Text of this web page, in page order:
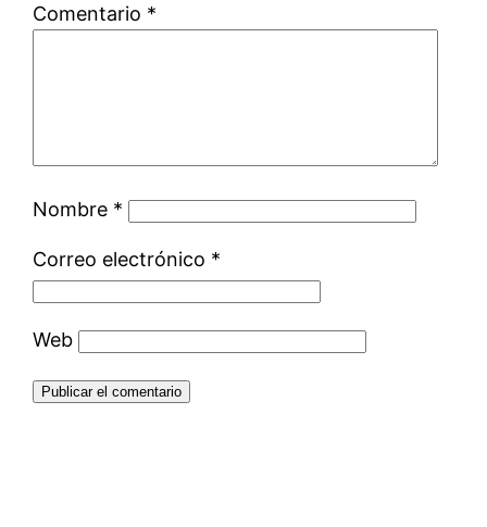
Comentario *
Nombre *
Correo electrónico *
Web